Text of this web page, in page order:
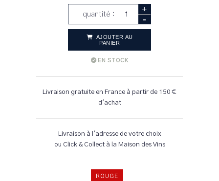
quantité : +
-
AJOUTER AU
PANIER
EN STOCK
Livraison gratuite en France à partir de 150 €
d'achat
Livraison à l'adresse de votre choix
ou Click & Collect à la Maison des Vins
ROUGE